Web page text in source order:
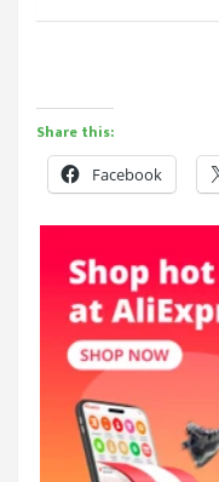
Share this:
Facebook